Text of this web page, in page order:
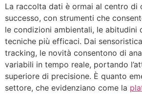
La raccolta dati è ormai al centro di
successo, con strumenti che
le condizioni ambientali, le abitudini
tecniche più efficaci. Dai
tracking, le novità consentono di
variabili in tempo reale, portando
superiore di precisione. È quanto
settore, che evidenziano come la